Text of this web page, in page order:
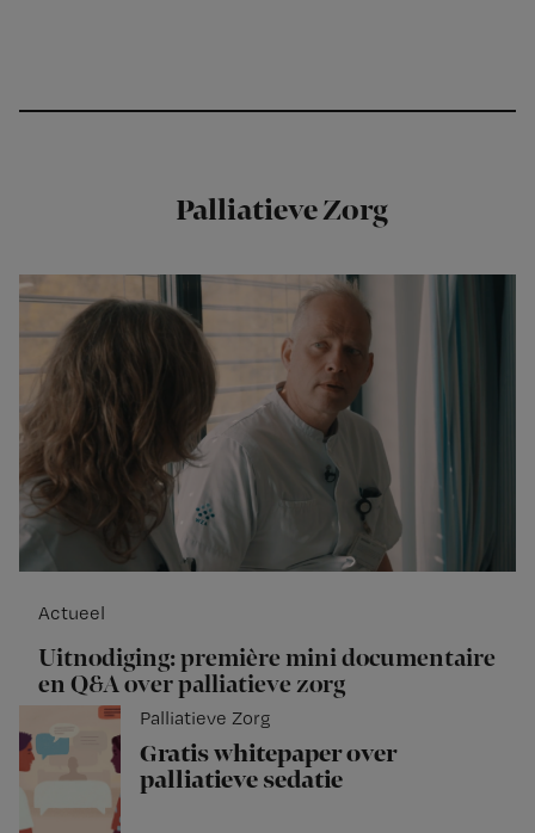
Palliatieve Zorg
Actueel
Uitnodiging: première mini documentaire
en Q&A over palliatieve zorg
Palliatieve Zorg
Gratis whitepaper over
palliatieve sedatie